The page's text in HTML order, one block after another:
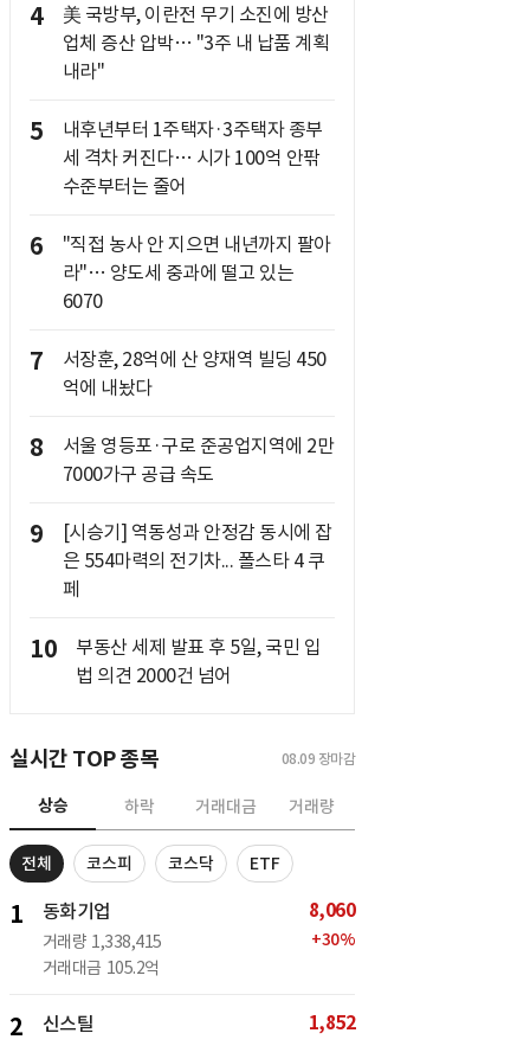
4
美 국방부, 이란전 무기 소진에 방산
업체 증산 압박… "3주 내 납품 계획
내라"
5
내후년부터 1주택자·3주택자 종부
세 격차 커진다… 시가 100억 안팎
수준부터는 줄어
6
"직접 농사 안 지으면 내년까지 팔아
라"… 양도세 중과에 떨고 있는
6070
7
서장훈, 28억에 산 양재역 빌딩 450
억에 내놨다
8
서울 영등포·구로 준공업지역에 2만
7000가구 공급 속도
9
[시승기] 역동성과 안정감 동시에 잡
은 554마력의 전기차... 폴스타 4 쿠
페
10
부동산 세제 발표 후 5일, 국민 입
법 의견 2000건 넘어
실시간 TOP 종목 08.09 장마감
상승 하락 거래대금 거래량
전체 코스피 코스닥 ETF
1 동화기업
거래량 1,338,415
거래대금 105.2억
8,060
+30%
2 신스틸 1,852